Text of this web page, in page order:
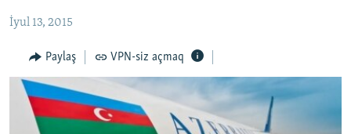
Axtarışa
keçFƏRQƏ BAX
QANUNI DOĞRU
ARAŞDIRMA
MULTIMEDIA
İyul 13, 2015
Paylaş VPN-siz açmaq